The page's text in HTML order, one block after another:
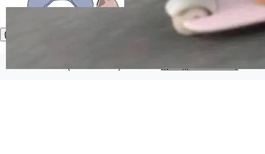
x / Harmony PC curl -fsSL https://solon.noea
不断累积，代码仓中的模块关系、接口契约、业
务逻辑等关键信息往往分散于数十乃至数百个文
件之中，形成高度复杂的知识关联网络。传统的